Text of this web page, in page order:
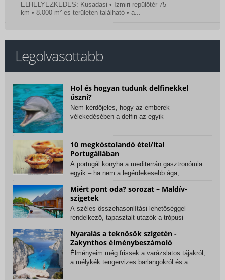
ELHELYEZKEDÉS: Kusadasi • Izmiri repülőtér 75
km • 8.000 m²-es területen található • a...
Legolvasottabb
Hol és hogyan tudunk delfinekkel
úszni?
Nem kérdőjeles, hogy az emberek
vélekedésében a delfin az egyik
10 megkóstolandó étel/ital
Portugáliában
A portugál konyha a mediterrán gasztronómia
egyik – ha nem a legérdekesebb ága,
Miért pont oda? sorozat – Maldív-
szigetek
A széles összehasonlítási lehetőséggel
rendelkező, tapasztalt utazók a trópusi
Nyaralás a teknősök szigetén -
Zakynthos élménybeszámoló
Élményeim még frissek a varázslatos tájakról,
a mélykék tengervizes barlangokról és a